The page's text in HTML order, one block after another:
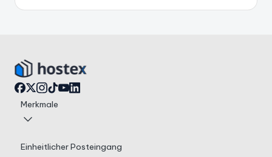
Merkmale
Einheitlicher Posteingang